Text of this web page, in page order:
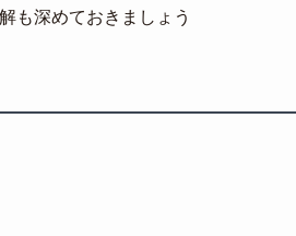
も深めておきましょう